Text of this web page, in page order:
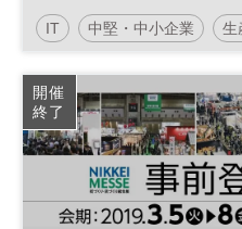
性改革について－
IT 中堅・中小企業 生
開催
終了